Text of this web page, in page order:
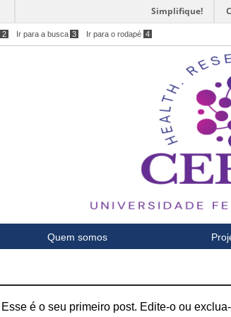
Simplifique!
2 Ir para a busca 3 Ir para o rodapé 4
Quem somos
é o seu primeiro post. Edite-o ou